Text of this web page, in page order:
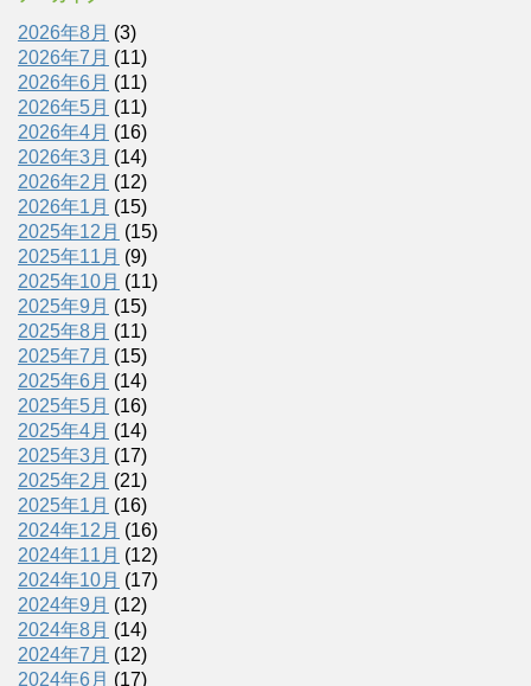
2026年8月 (3)
2026年7月 (11)
2026年6月 (11)
2026年5月 (11)
2026年4月 (16)
2026年3月 (14)
2026年2月 (12)
2026年1月 (15)
2025年12月 (15)
2025年11月 (9)
2025年10月 (11)
2025年9月 (15)
2025年8月 (11)
2025年7月 (15)
2025年6月 (14)
2025年5月 (16)
2025年4月 (14)
2025年3月 (17)
2025年2月 (21)
2025年1月 (16)
2024年12月 (16)
2024年11月 (12)
2024年10月 (17)
2024年9月 (12)
2024年8月 (14)
2024年7月 (12)
2024年6月 (17)